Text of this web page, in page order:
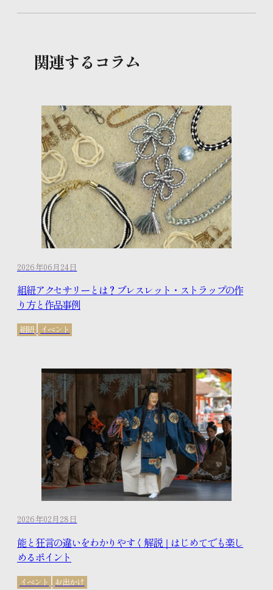
関連するコラム
2026年06月24日
組紐アクセサリーとは？ブレスレット・ストラップの作
り方と作品事例
組紐 イベント
2026年02月28日
能と狂言の違いをわかりやすく解説｜はじめてでも楽し
めるポイント
イベント お出かけ